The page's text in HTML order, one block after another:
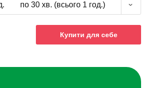
по 30 хв. (всього 1 год.)
Купити для себе